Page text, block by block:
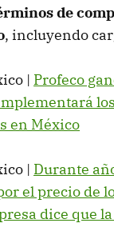
de
, incluyendo
| Profeco
en México
| Durante
el precio de
dice que